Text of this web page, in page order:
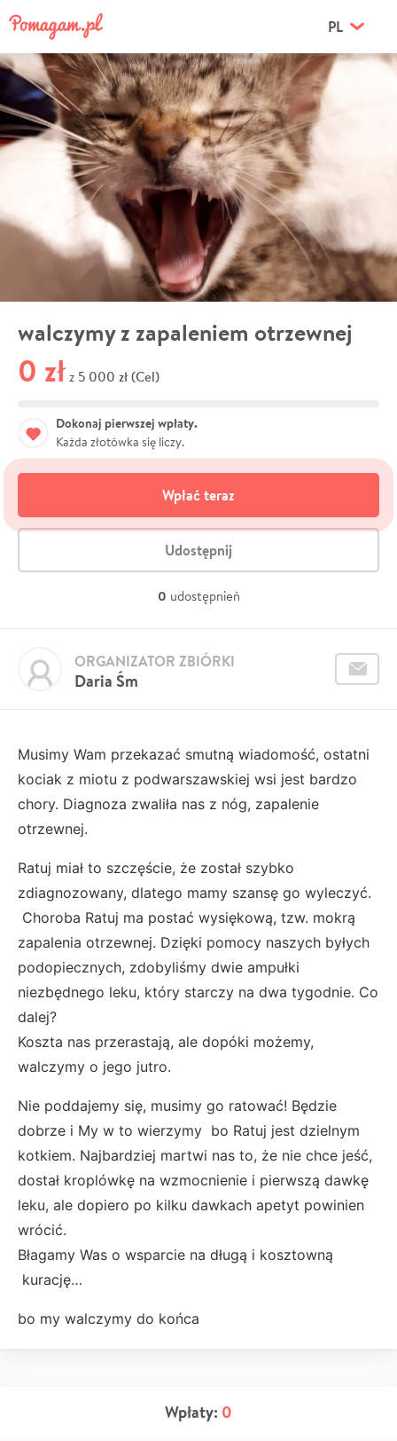
PL
walczymy z zapaleniem otrzewnej
0 zł z 5 000 zł (Cel)
Dokonaj pierwszej wpłaty.
Każda złotówka się liczy.
Wpłać teraz
Udostępnij
0 udostępnień
Daria Śm
ORGANIZATOR ZBIÓRKI
Musimy Wam przekazać smutną wiadomość, ostatni
kociak z miotu z podwarszawskiej wsi jest bardzo
chory. Diagnoza zwaliła nas z nóg, zapalenie
otrzewnej.
Ratuj miał to szczęście, że został szybko
zdiagnozowany, dlatego mamy szansę go wyleczyć.
Choroba Ratuj ma postać wysiękową, tzw. mokrą
zapalenia otrzewnej. Dzięki pomocy naszych byłych
podopiecznych, zdobyliśmy dwie ampułki
niezbędnego leku, który starczy na dwa tygodnie. Co
dalej?
Koszta nas przerastają, ale dopóki możemy,
walczymy o jego jutro.
Nie poddajemy się, musimy go ratować! Będzie
dobrze i My w to wierzymy bo Ratuj jest dzielnym
kotkiem. Najbardziej martwi nas to, że nie chce jeść,
dostał kroplówkę na wzmocnienie i pierwszą dawkę
leku, ale dopiero po kilku dawkach apetyt powinien
wrócić.
Błagamy Was o wsparcie na długą i kosztowną
kurację…
bo my walczymy do końca
Wpłaty: 0